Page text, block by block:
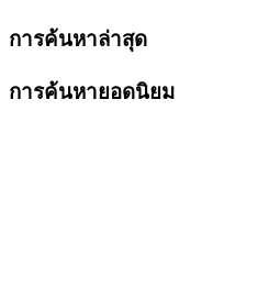
การค้นหาล่าสุด
การค้นหายอดนิยม